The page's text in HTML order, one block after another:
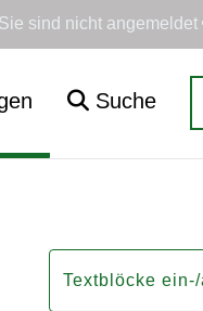
Sie sind nicht angemeldet
Suche
Textblöcke